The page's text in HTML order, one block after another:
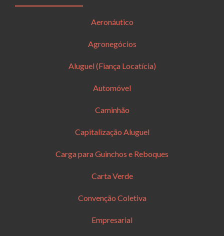
Aeronáutico
Agronegócios
Aluguel (Fiança Locatícia)
Automóvel
Caminhão
Capitalização Aluguel
Carga para Guinchos e Reboques
Carta Verde
Convenção Coletiva
Empresarial